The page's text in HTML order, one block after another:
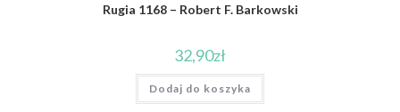
Rugia 1168 – Robert F. Barkowski
32,90zł
Dodaj do koszyka